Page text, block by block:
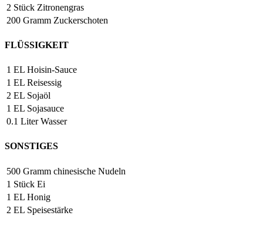
2 Stück Zitronengras
200 Gramm Zuckerschoten
FLÜSSIGKEIT
1 EL Hoisin-Sauce
1 EL Reisessig
2 EL Sojaöl
1 EL Sojasauce
0.1 LiterWasser
SONSTIGES
500 Gramm chinesische Nudeln
1 Stück Ei
1 EL Honig
2 EL Speisestärke